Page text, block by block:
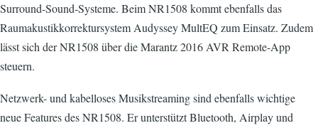
Surround-Sound-Systeme. Beim NR1508 kommt ebenfalls das
Raumakustikkorrektursystem Audyssey MultEQ zum Einsatz. Zudem
lässt sich der NR1508 über die Marantz 2016 AVR Remote-App
steuern.
Netzwerk- und kabelloses Musikstreaming sind ebenfalls wichtige
neue Features des NR1508. Er unterstützt Bluetooth, Airplay und